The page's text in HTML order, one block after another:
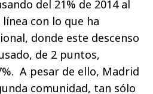
del 21% de 2014 al
con lo que ha
donde este descenso
de 2 puntos,
A pesar de ello, Madrid
comunidad, tan sólo